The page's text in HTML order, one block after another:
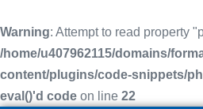
Warning: Attempt to read property
/home/u407962115/domains/
content/plugins/code-snippets/
eval()'d code on line 22